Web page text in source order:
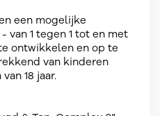
een mogelijke
van 1 tegen 1 tot en met
ontwikkelen en op te
van kinderen
18 jaar.